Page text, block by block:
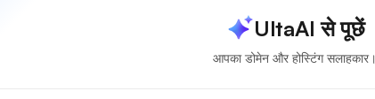
UltaAI से पूछें
आपका डोमेन और होस्टिंग सलाहकार।